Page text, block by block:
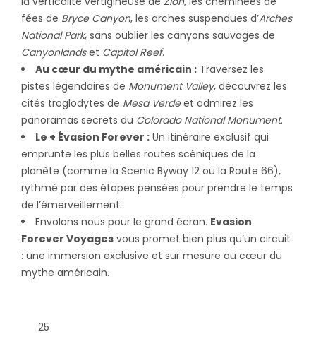
fées de Bryce Canyon, les arches suspendues d’Arches
National Park, sans oublier les canyons sauvages de
Canyonlandset Capitol Reef.
Au cœur du mythe américain : Traversez les
pistes légendaires de Monument Valley, découvrez les
cités troglodytes de Mesa Verdeet admirez les
panoramas secrets du Colorado National Monument.
Le + Évasion Forever : Un itinéraire exclusif qui
emprunte les plus belles routes scéniques de la
planète (comme la Scenic Byway 12 ou la Route 66),
rythmé par des étapes pensées pour prendre le temps
de l’émerveillement.
Envolons nous pour le grand écran. Evasion
Forever Voyages vous promet bien plus qu’un circuit
: une immersion exclusive et sur mesure au cœur du
mythe américain.
25